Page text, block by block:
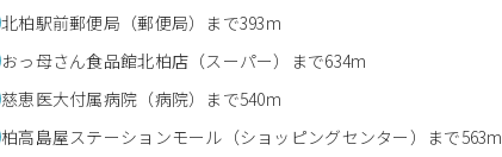
北柏駅前郵便局（郵便局）まで393m
おっ母さん食品館北柏店（スーパー）まで634m
慈恵医大付属病院（病院）まで540m
柏高島屋ステーションモール（ショッピングセンター）まで563m